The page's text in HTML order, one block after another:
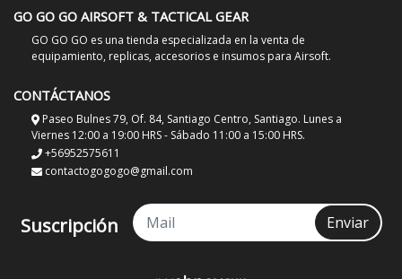
GO GO GO AIRSOFT & TACTICAL GEAR
GO GO GO es una tienda especializada en la venta de
equipamiento, replicas, accesorios e insumos para Airsoft.
CONTÁCTANOS
Paseo Bulnes 79, Of. 84, Santiago Centro, Santiago. Lunes a
Viernes 12:00 a 19:00 HRS - Sábado 11:00 a 15:00 HRS.
+56952575611
contactogogogo@gmail.com
Suscripción Enviar